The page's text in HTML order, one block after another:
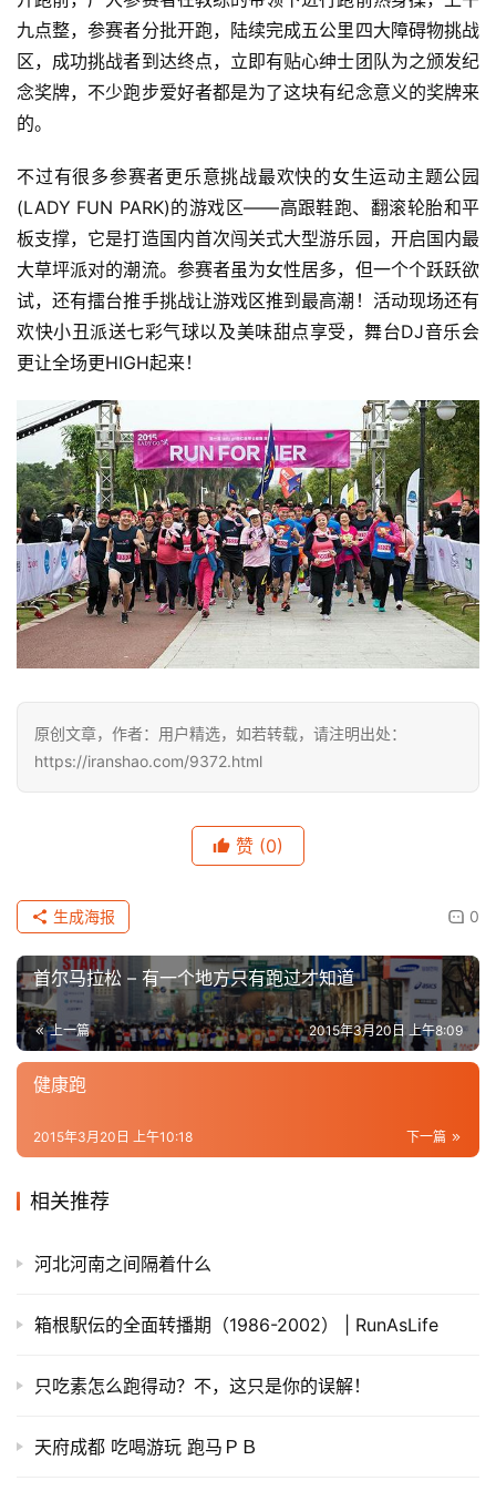
视
频
用
精
选
运
动
集
九点整，参赛者分批开跑，陆续完成五公里四大障碍物挑战
区，成功挑战者到达终点，立即有贴心绅士团队为之颁发纪
念奖牌，不少跑步爱好者都是为了这块有纪念意义的奖牌来
的。
不过有很多参赛者更乐意挑战最欢快的女生运动主题公园
(LADY FUN PARK)的游戏区——高跟鞋跑、翻滚轮胎和平
板支撑，它是打造国内首次闯关式大型游乐园，开启国内最
大草坪派对的潮流。参赛者虽为女性居多，但一个个跃跃欲
试，还有擂台推手挑战让游戏区推到最高潮！活动现场还有
欢快小丑派送七彩气球以及美味甜点享受，舞台DJ音乐会
更让全场更HIGH起来！
原创文章，作者：用户精选，如若转载，请注明出处：
https://iranshao.com/9372.html
赞 (0)
0
生成海报
首尔马拉松 – 有一个地方只有跑过才知道
上一篇 2015年3月20日 上午8:09
健康跑
下一篇
2015年3月20日 上午10:18
相关推荐
河北河南之间隔着什么
箱根駅伝的全面转播期（1986-2002） | RunAsLife
只吃素怎么跑得动？不，这只是你的误解！
天府成都 吃喝游玩 跑马ＰＢ